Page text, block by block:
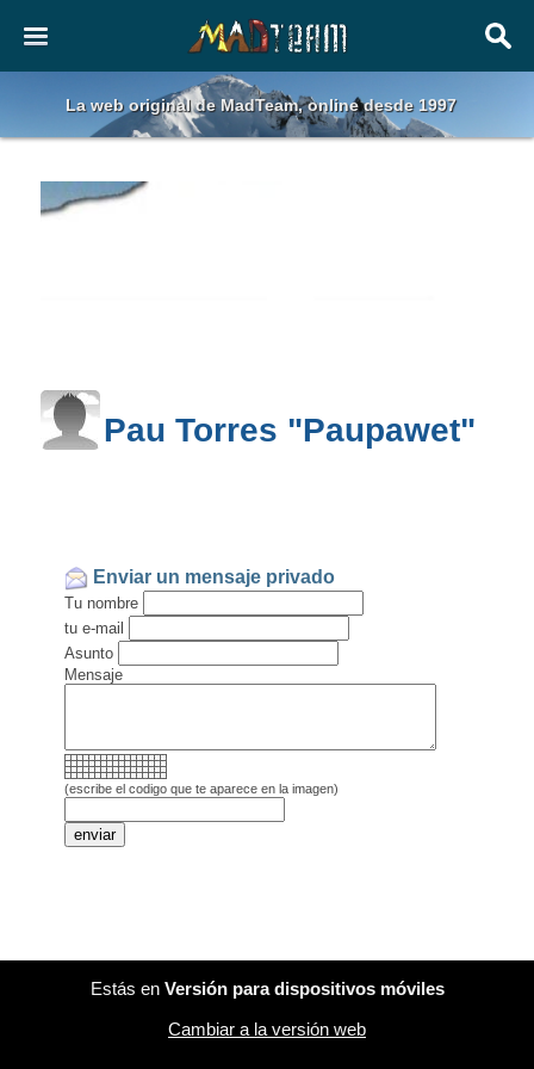
La web original de MadTeam, online desde 1997
Pau Torres "Paupawet"
Enviar un mensaje privado
Tu nombre
tu e-mail
Asunto
Mensaje
(escribe el codigo que te aparece en la imagen)
Estás en Versión para dispositivos móviles
Cambiar a la versión web